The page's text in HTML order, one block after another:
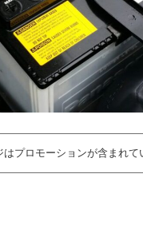
はプロモーションが含まれて